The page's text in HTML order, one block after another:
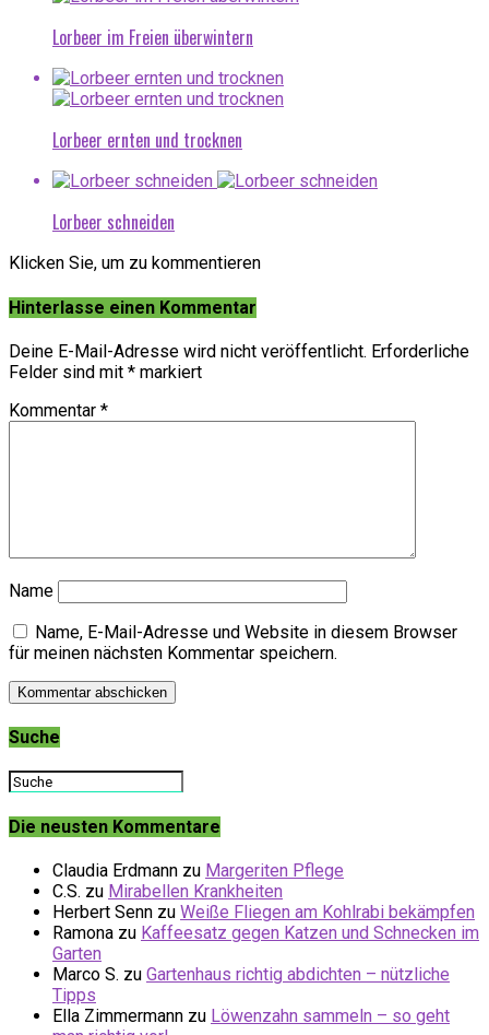
Lorbeer im Freien überwintern
Lorbeer ernten und trocknen
Lorbeer schneiden
Klicken Sie, um zu kommentieren
Hinterlasse einen Kommentar
Deine E-Mail-Adresse wird nicht veröffentlicht. Erforderliche
Felder sind mit * markiert
Kommentar *
Name
Name, E-Mail-Adresse und Website in diesem Browser
für meinen nächsten Kommentar speichern.
Suche
Die neusten Kommentare
Claudia Erdmann zu Margeriten Pflege
C.S. zu Mirabellen Krankheiten
Herbert Senn zu Weiße Fliegen am Kohlrabi bekämpfen
Ramona zu Kaffeesatz gegen Katzen und Schnecken im
Garten
Marco S. zu Gartenhaus richtig abdichten – nützliche
Tipps
Ella Zimmermann zu Löwenzahn sammeln – so geht